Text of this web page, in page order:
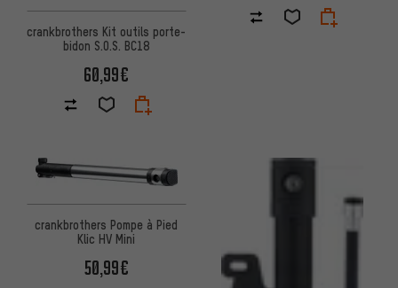
crankbrothers Kit outils porte-
bidon S.O.S. BC18
60,99€
crankbrothers Pompe à Pied
Klic HV Mini
50,99€